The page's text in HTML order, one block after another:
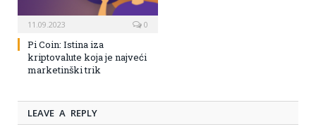
11.09.2023 0
Pi Coin: Istina iza
kriptovalute koja je najveći
marketinški trik
LEAVE A REPLY